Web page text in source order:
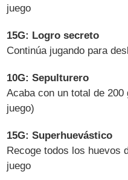
juego
15G: Logro secreto
Continúa jugando para
10G: Sepulturero
Acaba con un total de
juego)
15G: Superhuevástico
Recoge todos los huevos
juego